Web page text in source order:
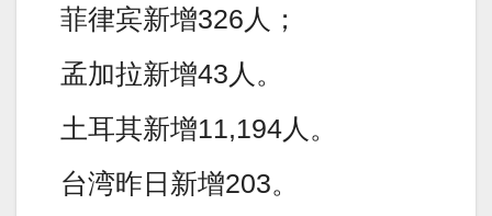
菲律宾新增326人；
孟加拉新增43人。
土耳其新增11,194人。
台湾昨日新增203。